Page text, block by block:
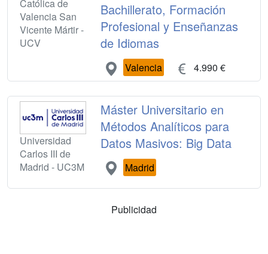
Católica de
Valencia San
Vicente Mártir -
UCV
Bachillerato, Formación
Profesional y Enseñanzas
de Idiomas
Valencia 4.990 €
Universidad
Carlos III de
Madrid - UC3M
Máster Universitario en
Métodos Analíticos para
Datos Masivos: Big Data
Madrid
Publicidad